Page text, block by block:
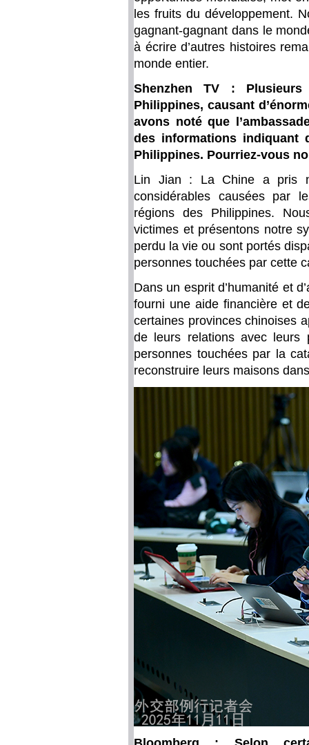
les fruits du développement.
gagnant-gagnant dans le
à écrire d’autres histoires
monde entier.
Shenzhen TV :
Philippines, causant
avons noté que
des informations indiquant
Philippines. Pourriez-vous
Lin Jian : La Chine a pris
considérables causées par
régions des Philippines.
victimes et présentons notre
perdu la vie ou sont portés
personnes touchées par cette
Dans un esprit d’humanité et
fourni une aide financière et
certaines provinces chinoises
de leurs relations avec leurs
personnes touchées par la
reconstruire leurs maisons